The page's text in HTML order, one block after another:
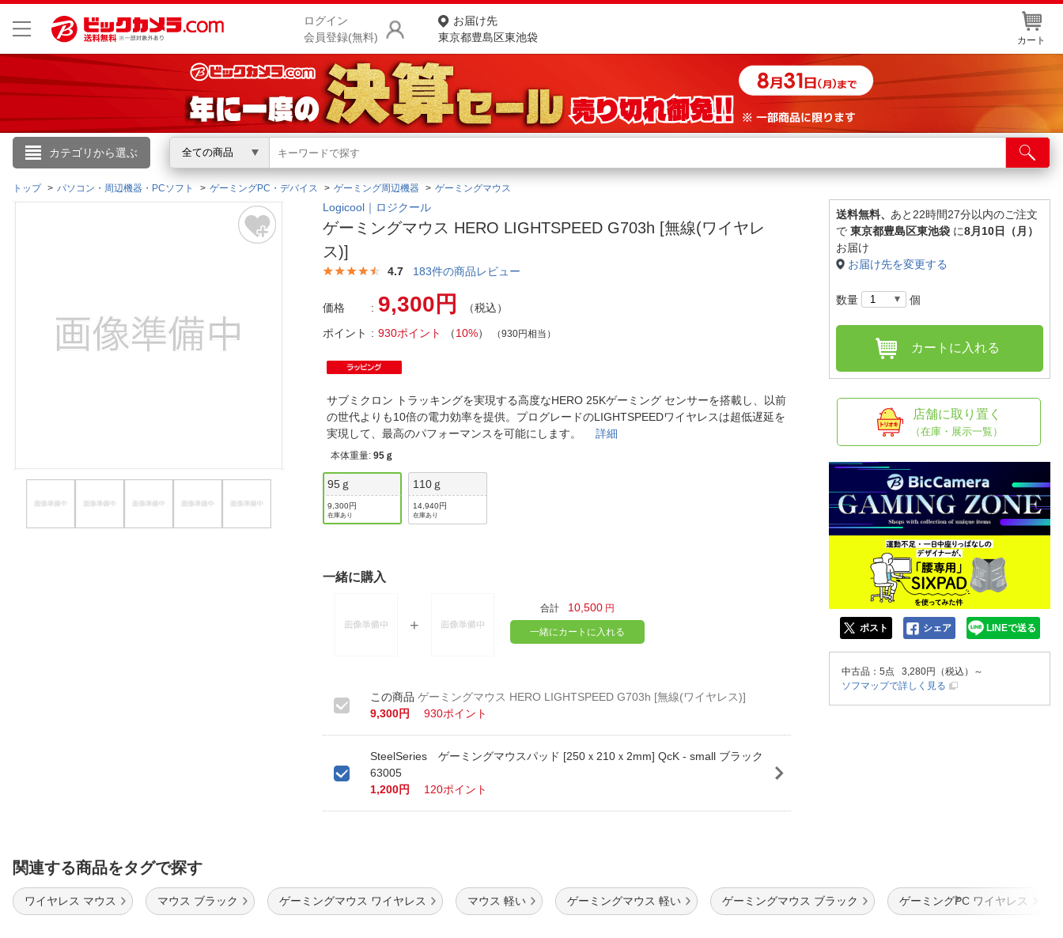
ログイン
会員登録(無料)
お届け先
東京都豊島区東池袋
カート
カテゴリから選ぶ 全ての商品
こんにちは
ログイン
閲覧履歴
商品をさがす
ランキングからさがす
カテゴリ一覧からさがす
お客様サポート
ご利用ガイド
ご利用規約
店舗サービス
ネット取り置き
店舗情報・店舗一覧
トップ パソコン・周辺機器・PCソフト ゲーミングPC・デバイス ゲーミング周辺機器 ゲーミングマウス
Logicool｜ロジクール
ゲーミングマウス HERO LIGHTSPEED G703h [無線(ワイヤレ
ス)]
4.7 183件の商品レビュー
価格 9,300円
（税込）
ポイント
930ポイント （10%） （930円相当）
サブミクロン トラッキングを実現する高度なHERO 25Kゲーミング センサーを搭載し、以前
の世代よりも10倍の電力効率を提供。プログレードのLIGHTSPEEDワイヤレスは超低遅延を
実現して、最高のパフォーマンスを可能にします。詳細
本体重量:95ｇ
95ｇ
9,300円
在庫あり
110ｇ
14,940円
在庫あり
一緒に購入
合計 10,500 円
一緒にカートに入れる
ゲーミングマウス HERO LIGHTSPEED G703h [無線(ワイヤレス)]
9,300円
930ポイント
SteelSeries ゲーミングマウスパッド [250ｘ210ｘ2mm] QcK - small ブラック
63005
1,200円
120ポイント
送料無料、 あと22時間27分以内のご注文
で 東京都豊島区東池袋 に8月10日（月）
お届け
お届け先を変更する
数量 個
カートに入れる
店舗に取り置く
（在庫・展示一覧）
ポスト シェア LINEで送る
中古品 ：5点 3,280円（税込）～
ソフマップで詳しく見る
関連する商品をタグで探す
ワイヤレス マウス マウス ブラック ゲーミングマウス ワイヤレス マウス 軽い ゲーミングマウス 軽い ゲーミングマウス ブラック ゲーミングPC ワイヤレス